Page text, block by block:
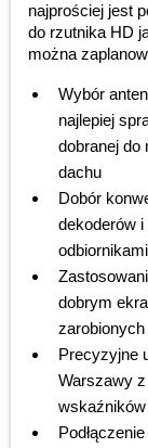
najprościej jest
do rzutnika HD
można
Wybór
najlepiej
dobranej do
dachu
Dobór
dekoderów
dobrym
zarobionych
Precyzyjne
Warszawy
wskaźników